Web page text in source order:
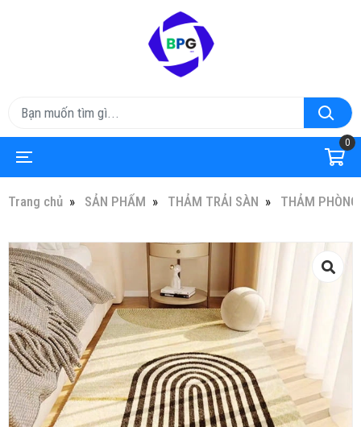
0
Trang chủ SẢN PHẨM THẢM TRẢI SÀN THẢM